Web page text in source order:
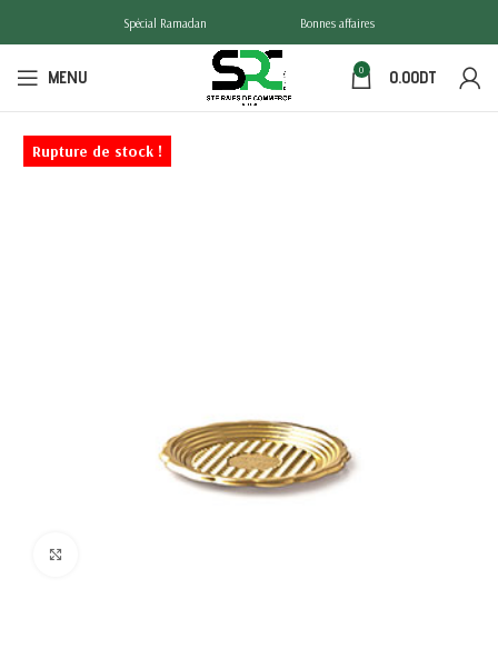
Spécial Ramadan Bonnes affaires
MENU 0 0.00DT
Rupture de stock !